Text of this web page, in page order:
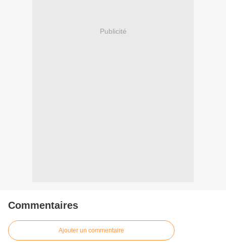
Publicité
Commentaires
Ajouter un commentaire